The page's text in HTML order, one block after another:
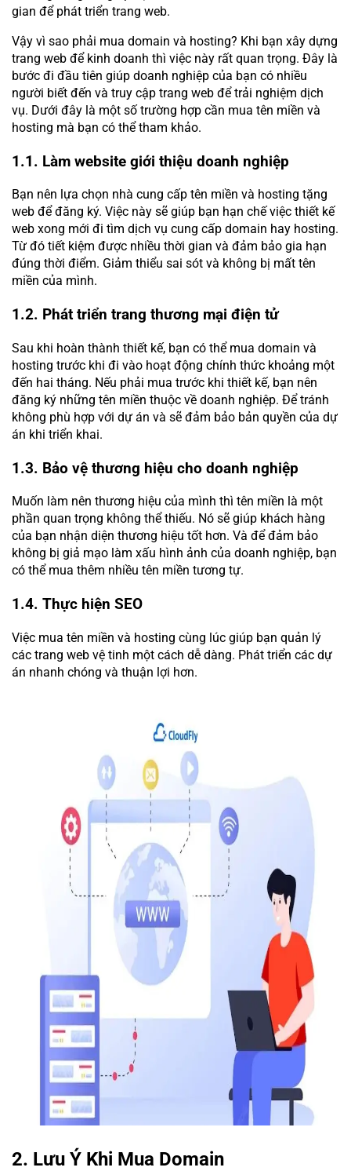
gian để phát triển trang web.
Vậy vì sao phải mua domain và hosting? Khi bạn xây dựng
trang web để kinh doanh thì việc này rất quan trọng. Đây là
bước đi đầu tiên giúp doanh nghiệp của bạn có nhiều
người biết đến và truy cập trang web để trải nghiệm dịch
vụ. Dưới đây là một số trường hợp cần mua tên miền và
hosting mà bạn có thể tham khảo.
1.1. Làm website giới thiệu doanh nghiệp
Bạn nên lựa chọn nhà cung cấp tên miền và hosting tặng
web để đăng ký. Việc này sẽ giúp bạn hạn chế việc thiết kế
web xong mới đi tìm dịch vụ cung cấp domain hay hosting.
Từ đó tiết kiệm được nhiều thời gian và đảm bảo gia hạn
đúng thời điểm. Giảm thiểu sai sót và không bị mất tên
miền của mình.
1.2. Phát triển trang thương mại điện tử
Sau khi hoàn thành thiết kế, bạn có thể mua domain và
hosting trước khi đi vào hoạt động chính thức khoảng một
đến hai tháng. Nếu phải mua trước khi thiết kế, bạn nên
đăng ký những tên miền thuộc về doanh nghiệp. Để tránh
không phù hợp với dự án và sẽ đảm bảo bản quyền của dự
án khi triển khai.
1.3. Bảo vệ thương hiệu cho doanh nghiệp
Muốn làm nên thương hiệu của mình thì tên miền là một
phần quan trọng không thể thiếu. Nó sẽ giúp khách hàng
của bạn nhận diện thương hiệu tốt hơn. Và để đảm bảo
không bị giả mạo làm xấu hình ảnh của doanh nghiệp, bạn
có thể mua thêm nhiều tên miền tương tự.
1.4. Thực hiện SEO
Việc mua tên miền và hosting cùng lúc giúp bạn quản lý
các trang web vệ tinh một cách dễ dàng. Phát triển các dự
án nhanh chóng và thuận lợi hơn.
2. Lưu Ý Khi Mua Domain